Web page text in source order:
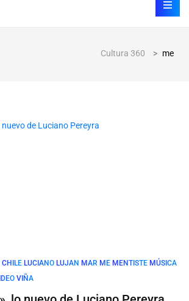
Cultura 360 > me
CHILE LUCIANO LUJAN MAR ME MENTISTE MÚSICA
VIÑA